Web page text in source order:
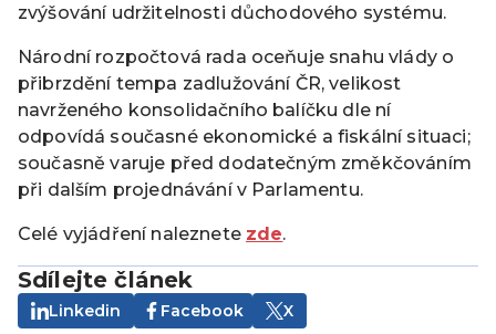
zvýšování udržitelnosti důchodového systému.
Národní rozpočtová rada oceňuje snahu vlády o
přibrzdění tempa zadlužování ČR, velikost
navrženého konsolidačního balíčku dle ní
odpovídá současné ekonomické a fiskální situaci;
současně varuje před dodatečným změkčováním
při dalším projednávání v Parlamentu.
Celé vyjádření naleznete zde.
Sdílejte článek
Linkedin Facebook X